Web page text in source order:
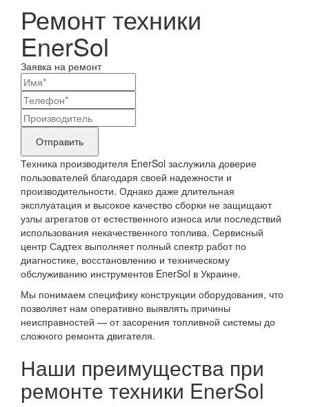
Ремонт техники
EnerSol
Заявка на ремонт
Ваши
контактные
данные
Название
бренда
продукта,
требующего
ремонта
Отправить
Техника производителя EnerSol заслужила доверие
пользователей благодаря своей надежности и
производительности. Однако даже длительная
эксплуатация и высокое качество сборки не защищают
узлы агрегатов от естественного износа или последствий
использования некачественного топлива. Сервисный
центр Садтех выполняет полный спектр работ по
диагностике, восстановлению и техническому
обслуживанию инструментов EnerSol в Украине.
Мы понимаем специфику конструкции оборудования, что
позволяет нам оперативно выявлять причины
неисправностей — от засорения топливной системы до
сложного ремонта двигателя.
Наши преимущества при
ремонте техники EnerSol